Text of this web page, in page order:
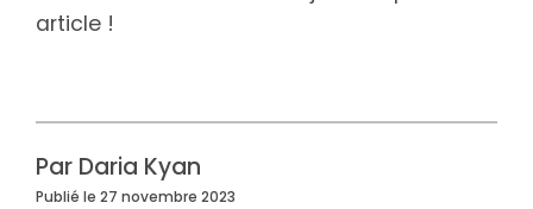
article !
Par Daria Kyan
Publié le 27 novembre 2023